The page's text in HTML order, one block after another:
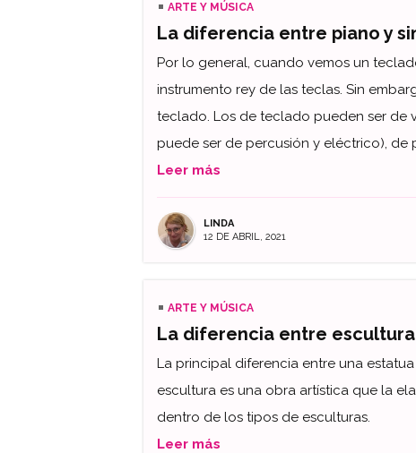
ARTE Y MÚSICA
La diferencia entre piano y
Por lo general, cuando vemos un
instrumento rey de las teclas. Sin
teclado. Los de teclado pueden ser de
puede ser de percusión y eléctrico), de
Leer más
LINDA
12 DE ABRIL, 2021
ARTE Y MÚSICA
La diferencia entre
La principal diferencia entre una
escultura es una obra artística que la
dentro de los tipos de esculturas.
Leer más